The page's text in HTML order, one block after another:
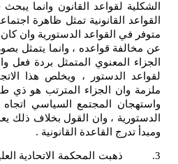
لقواعد القانون وانما يبحث في جوهره
القانونية تمثل ظاهرة اجتماعية ،
القواعد الدستورية وان كان لا يتخذ
قواعده ، وانما يتمثل بصورة اخرى
المتمثل بردة فعل واستهجان
، ويخلص هذا الاتجاه الى ان
الجزاء المترتب هو ذي طبيعة
المجتمع السياسي اتجاه اي خرق
، وان القول بخلاف ذلك يعد خرق
القاعدة القانونية .
المحكمة الاتحادية العليا في